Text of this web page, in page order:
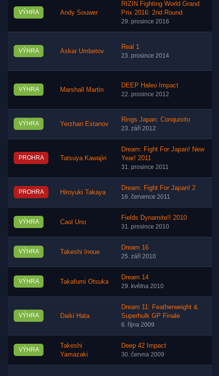
VÝHRA Andy Souwer
RIZIN Fighting World Grand
Prix 2016: 2nd Round
29. prosince 2016
VÝHRA Askar Umbetov
Real 1
23. prosince 2014
VÝHRA Marshall Martin
DEEP Haleo Impact
22. prosince 2012
VÝHRA Yerzhan Estanov
Rings Japan: Conquisito
23. září 2012
PROHRA Tatsuya Kawajiri
Dream: Fight For Japan! New
Year! 2011
31. prosince 2011
PROHRA Hiroyuki Takaya
Dream: Fight For Japan! 2
16. července 2011
VÝHRA Caol Uno
Fields Dynamite!! 2010
31. prosince 2010
VÝHRA Takeshi Inoue
Dream 16
25. září 2010
VÝHRA Takafumi Otsuka
Dream 14
29. května 2010
VÝHRA Daiki Hata
Dream 11: Featherweight &
Superhulk GP Finale
6. října 2009
VÝHRA
Takeshi
Yamazaki
Deep 42 Impact
30. června 2009